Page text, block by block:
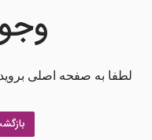
لطفا به صفحه اصلی